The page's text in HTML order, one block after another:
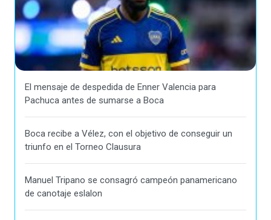
El mensaje de despedida de Enner Valencia para
Pachuca antes de sumarse a Boca
Boca recibe a Vélez, con el objetivo de conseguir un
triunfo en el Torneo Clausura
Manuel Tripano se consagró campeón panamericano
de canotaje eslalon